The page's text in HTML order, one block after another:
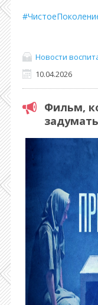
Новости
10.04.2026
Фильм,